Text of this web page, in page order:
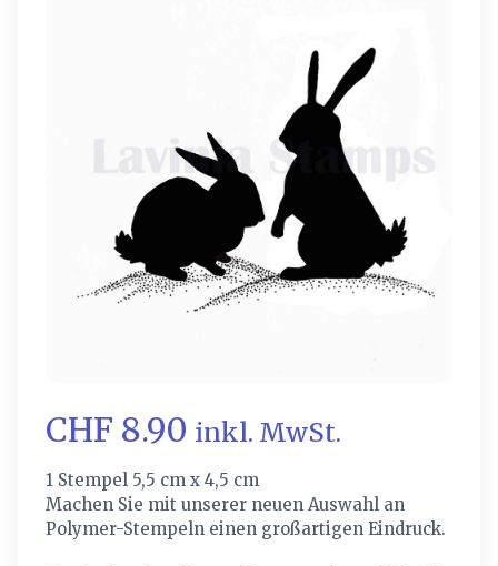
CHF 8.90 inkl. MwSt.
1 Stempel 5,5 cm x 4,5 cm
Machen Sie mit unserer neuen Auswahl an
Polymer-Stempeln einen großartigen Eindruck.